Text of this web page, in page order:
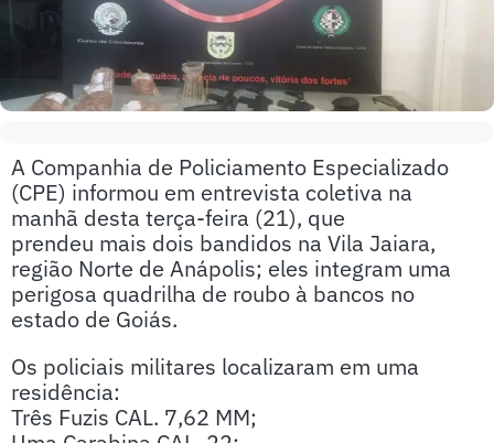
A Companhia de Policiamento Especializado
(CPE) informou em entrevista coletiva na
manhã desta terça-feira (21), que
prendeu mais dois bandidos na Vila Jaiara,
região Norte de Anápolis; eles integram uma
perigosa quadrilha de roubo à bancos no
estado de Goiás.
Os policiais militares localizaram em uma
residência:
Três Fuzis CAL. 7,62 MM;